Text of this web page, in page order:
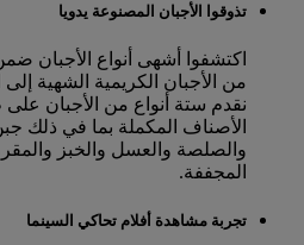
تذوقوا الأجبان المصنوعة يدويا
اكتشفوا أشهى أنواع الأجبان
من الأجبان الكريمية الشهية إلى
نقدم ستة أنواع من الأجبان
الأصناف المكملة بما في ذلك جبن
والصلصة والعسل والخبز
المجففة.
تجربة مشاهدة أفلام تحاكي السينما